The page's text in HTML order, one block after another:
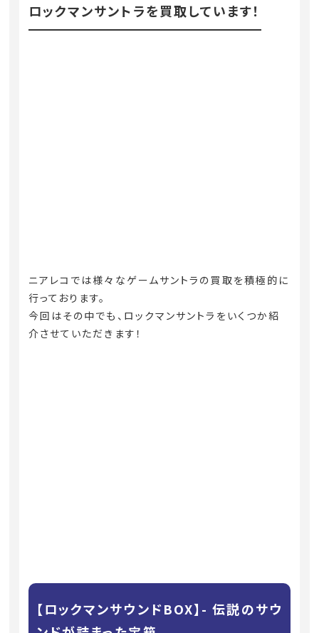
ロックマンサントラを買取しています！
ニアレコでは様々なゲームサントラの買取を積極的に
行っております。
今回はその中でも、ロックマンサントラをいくつか紹
介させていただきます！
【ロックマンサウンドBOX】- 伝説のサウ